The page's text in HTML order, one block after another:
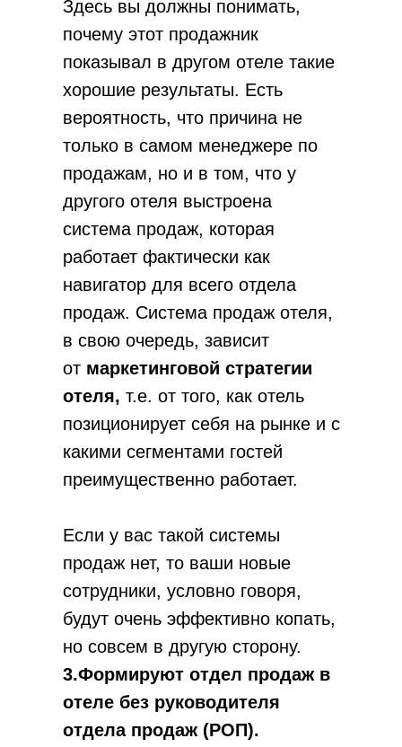
Здесь вы должны понимать,
почему этот продажник
показывал в другом отеле такие
хорошие результаты. Есть
вероятность, что причина не
только в самом менеджере по
продажам, но и в том, что у
другого отеля выстроена
система продаж, которая
работает фактически как
навигатор для всего отдела
продаж. Система продаж отеля,
в свою очередь, зависит
от маркетинговой стратегии
отеля, т.е. от того, как отель
позиционирует себя на рынке и с
какими сегментами гостей
преимущественно работает.
Если у вас такой системы
продаж нет, то ваши новые
сотрудники, условно говоря,
будут очень эффективно копать,
но совсем в другую сторону.
3.Формируют отдел продаж в
отеле без руководителя
отдела продаж (РОП).